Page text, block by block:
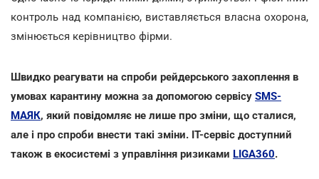
контроль над компанією, виставляється власна охорона,
змінюється керівництво фірми.
Швидко реагувати на спроби рейдерського захоплення в
умовах карантину можна за допомогою сервісу SMS-
МАЯК, який повідомляє не лише про зміни, що сталися,
але і про спроби внести такі зміни. IT-сервіс доступний
також в екосистемі з управління ризиками LIGA360.